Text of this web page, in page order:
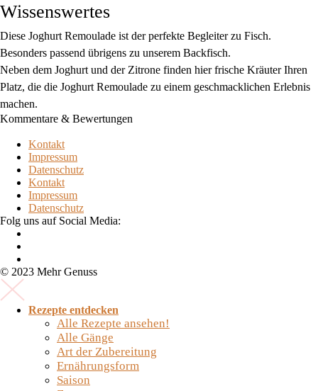
Wissenswertes
Diese Joghurt Remoulade ist der perfekte Begleiter zu Fisch.
Besonders passend übrigens zu unserem Backfisch.
Neben dem Joghurt und der Zitrone finden hier frische Kräuter Ihren
Platz, die die Joghurt Remoulade zu einem geschmacklichen Erlebnis
machen.
Kommentare & Bewertungen
Kontakt
Impressum
Datenschutz
Kontakt
Impressum
Datenschutz
Folg uns auf Social Media:
© 2023 Mehr Genuss
Rezepte entdecken
Alle Rezepte ansehen!
Alle Gänge
Art der Zubereitung
Ernährungsform
Saison